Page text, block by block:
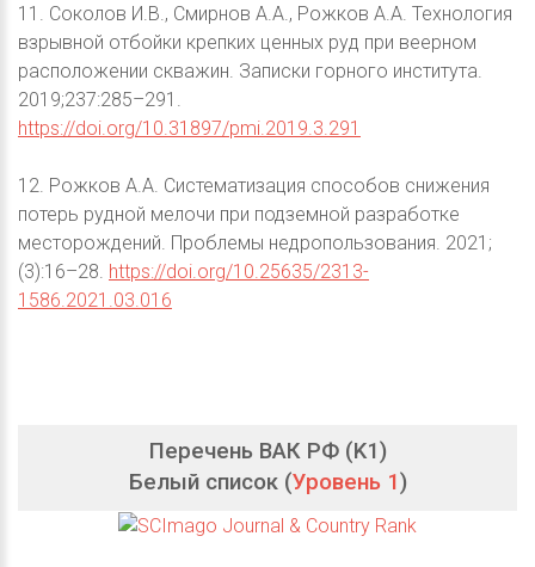
11. Соколов И.В., Смирнов А.А., Рожков А.А. Технология
взрывной отбойки крепких ценных руд при веерном
расположении скважин. Записки горного института.
2019;237:285–291.
https://doi.org/10.31897/pmi.2019.3.291
12. Рожков А.А. Систематизация способов снижения
потерь рудной мелочи при подземной разработке
месторождений. Проблемы недропользования. 2021;
(3):16–28. https://doi.org/10.25635/2313-
1586.2021.03.016
Перечень ВАК РФ (K1)
Белый список (Уровень 1)